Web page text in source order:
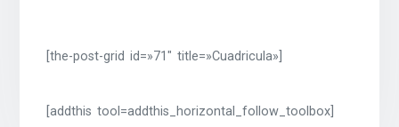
[the-post-grid id=»71″ title=»Cuadricula»]
[addthis tool=addthis_horizontal_follow_toolbox]